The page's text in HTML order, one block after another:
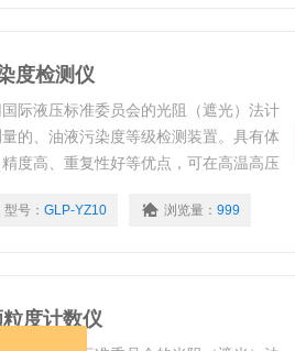
度检测仪
际液压标准委员会的光阻（遮光）法计
的、油液污染度等级检测装置。具有体
度高、重复性好等优点，可在高温高压
型号： GLP-YZ10 浏览量： 999
度计数仪